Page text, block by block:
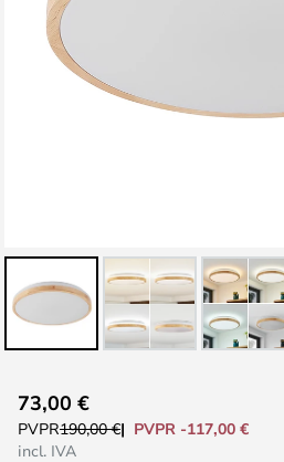
comienzo
73,00 €
PVPR190,00 €
PVPR -117,00 €
incl. IVA